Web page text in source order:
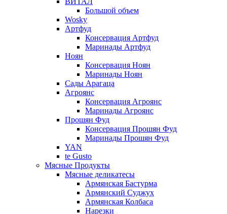
Большой объем
Wosky
Артфуд
Консервация Артфуд
Маринады Артфуд
Ноян
Консервация Ноян
Маринады Ноян
Сады Арагаца
Агроянс
Консервация Агроянс
Маринады Агроянс
Прошян Фуд
Консервация Прошян Фуд
Маринады Прошян Фуд
YAN
te Gusto
Мясные Продукты
Мясные деликатесы
Армянская Бастурма
Армянский Суджух
Армянская Колбаса
Нарезки